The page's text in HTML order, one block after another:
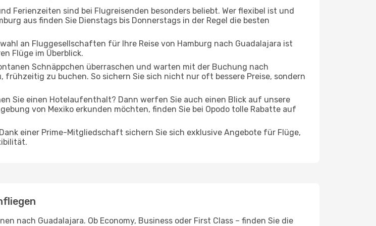
Ferienzeiten sind bei Flugreisenden besonders beliebt. Wer flexibel ist und
aus finden Sie Dienstags bis Donnerstags in der Regel die besten
an Fluggesellschaften für Ihre Reise von Hamburg nach Guadalajara ist
Flüge im Überblick.
Schnäppchen überraschen und warten mit der Buchung nach
zu buchen. So sichern Sie sich nicht nur oft bessere Preise, sondern
Sie einen Hotelaufenthalt? Dann werfen Sie auch einen Blick auf unsere
von Mexiko erkunden möchten, finden Sie bei Opodo tolle Rabatte auf
einer Prime-Mitgliedschaft sichern Sie sich exklusive Angebote für Flüge,
nach Guadalajara. Ob Economy, Business oder First Class – finden Sie die